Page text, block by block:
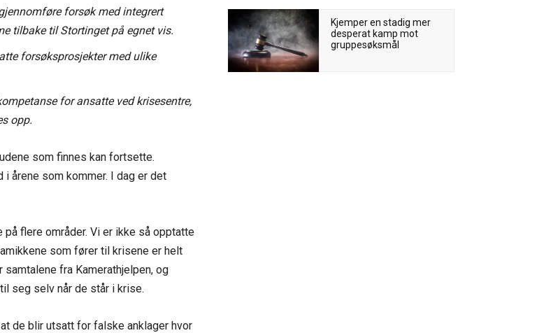
forsøk med integrert
tilbake til Stortinget på egnet vis.
forsøksprosjekter med ulike
for ansatte ved krisesentre,
opp.
som finnes kan fortsette.
årene som kommer. I dag er det
flere områder. Vi er ikke så opptatte
som fører til krisene er helt
fra Kamerathjelpen, og
seg selv når de står i krise.
de blir utsatt for falske anklager hvor
Kjemper en stadig mer
desperat kamp mot
gruppesøksmål